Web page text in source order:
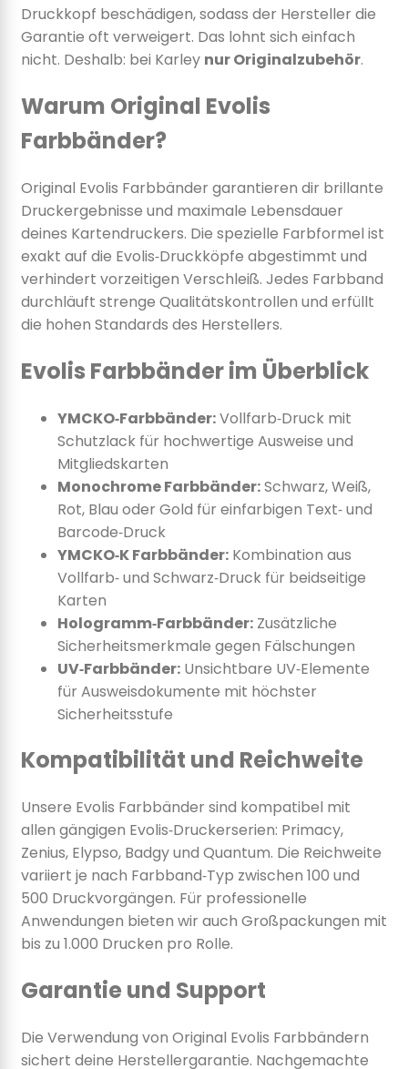
Druckkopf beschädigen, sodass der Hersteller die
Garantie oft verweigert. Das lohnt sich einfach
nicht. Deshalb: bei Karley nur Originalzubehör.
Warum Original Evolis
Farbbänder?
Original Evolis Farbbänder garantieren dir brillante
Druckergebnisse und maximale Lebensdauer
deines Kartendruckers. Die spezielle Farbformel ist
exakt auf die Evolis‑Druckköpfe abgestimmt und
verhindert vorzeitigen Verschleiß. Jedes Farbband
durchläuft strenge Qualitätskontrollen und erfüllt
die hohen Standards des Herstellers.
Evolis Farbbänder im Überblick
YMCKO‑Farbbänder:Vollfarb‑Druck mit
Schutzlack für hochwertige Ausweise und
Mitgliedskarten
Monochrome Farbbänder:Schwarz, Weiß,
Rot, Blau oder Gold für einfarbigen Text‑ und
Barcode‑Druck
YMCKO‑K Farbbänder: Kombination aus
Vollfarb‑ und Schwarz‑Druck für beidseitige
Karten
Hologramm‑Farbbänder: Zusätzliche
Sicherheitsmerkmale gegen Fälschungen
UV‑Farbbänder: Unsichtbare UV‑Elemente
für Ausweisdokumente mit höchster
Sicherheitsstufe
Kompatibilität und Reichweite
Unsere Evolis Farbbänder sind kompatibel mit
allen gängigen Evolis‑Druckerserien: Primacy,
Zenius, Elypso, Badgy und Quantum. Die Reichweite
variiert je nach Farbband‑Typ zwischen 100 und
500 Druckvorgängen. Für professionelle
Anwendungen bieten wir auch Großpackungen mit
bis zu 1.000 Drucken pro Rolle.
Garantie und Support
Die Verwendung von Original Evolis Farbbändern
sichert deine Herstellergarantie. Nachgemachte